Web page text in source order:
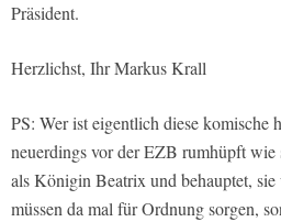
Präsident.
Herzlichst, Ihr Markus Krall
PS: Wer ist eigentlich diese komische
neuerdings vor der EZB rumhüpft
als Königin Beatrix und behauptet,
müssen da mal für Ordnung sorgen,